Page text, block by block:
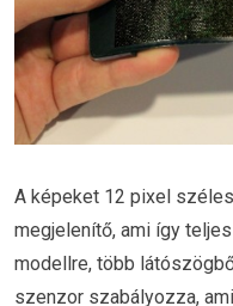
A képeket 12 pixel
megjelenítő, ami így
modellre, több
szenzor szabályozza,